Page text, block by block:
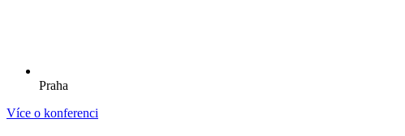
Praha
Více o konferenci